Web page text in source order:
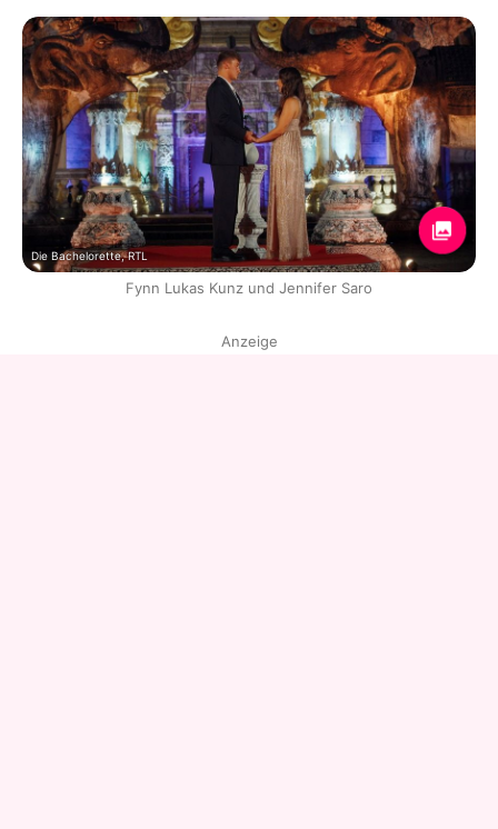
Die Bachelorette, RTL
Fynn Lukas Kunz und Jennifer Saro
Anzeige